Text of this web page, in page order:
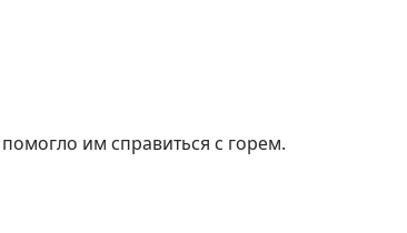
им справиться с горем.